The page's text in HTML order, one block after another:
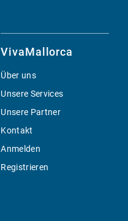
VivaMallorca
Über uns
Unsere Services
Unsere Partner
Kontakt
Anmelden
Registrieren